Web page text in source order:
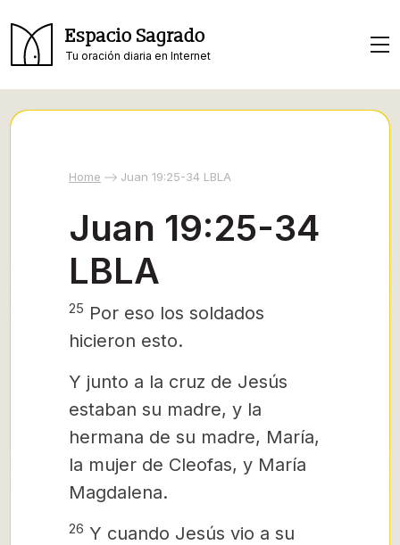
Espacio Sagrado
Tu oración diaria en Internet
Home Juan 19:25-34 LBLA
Juan 19:25-34
LBLA
25 Por eso los soldados
hicieron esto.
Y junto a la cruz de Jesús
estaban su madre, y la
hermana de su madre, María,
la mujer de Cleofas, y María
Magdalena.
26 Y cuando Jesús vio a su